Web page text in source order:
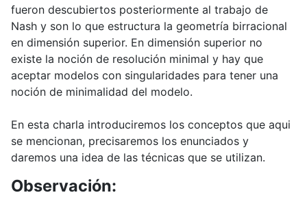
fueron descubiertos posteriormente al trabajo de
Nash y son lo que estructura la geometría birracional
en dimensión superior. En dimensión superior no
existe la noción de resolución minimal y hay que
aceptar modelos con singularidades para tener una
noción de minimalidad del modelo.
En esta charla introduciremos los conceptos que aqui
se mencionan, precisaremos los enunciados y
daremos una idea de las técnicas que se utilizan.
Observación: